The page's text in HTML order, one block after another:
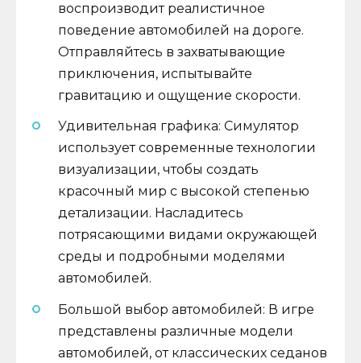
воспроизводит реалистичное
поведение автомобилей на дороге.
Отправляйтесь в захватывающие
приключения, испытывайте
гравитацию и ощущение скорости.
Удивительная графика: Симулятор
использует современные технологии
визуализации, чтобы создать
красочный мир с высокой степенью
детализации. Насладитесь
потрясающими видами окружающей
среды и подробными моделями
автомобилей.
Большой выбор автомобилей: В игре
представлены различные модели
автомобилей, от классических седанов